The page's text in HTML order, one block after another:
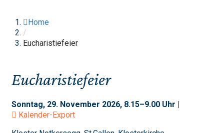
Home
/
Eucharistiefeier
Eucharistiefeier
Sonntag, 29. November 2026, 8.15–9.00 Uhr |
Kalender-Export